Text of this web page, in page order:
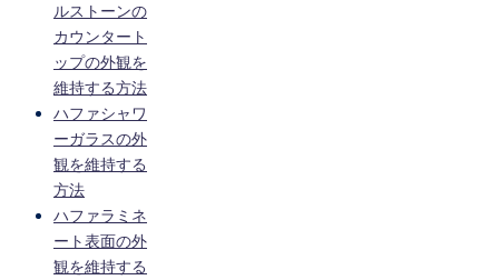
ルストーンの
カウンタート
ップの外観を
維持する方法
ハファシャワ
ーガラスの外
観を維持する
方法
ハファラミネ
ート表面の外
観を維持する